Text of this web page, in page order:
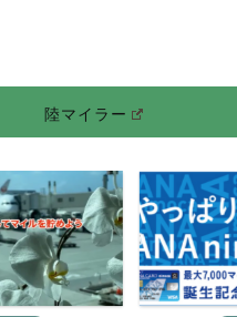
陸マイラー